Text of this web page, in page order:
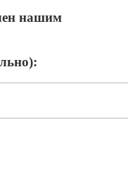
нашим